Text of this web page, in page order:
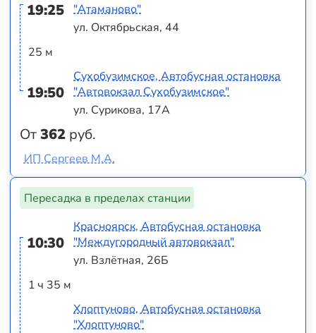
19:25
25 м
19:50
От362 руб.
"Атаманово"
ул. Октябрьская, 44
Сухобузимское, Автобусная остановка
"Автовокзал Сухобузимское"
ул. Сурикова, 17А
ИП Сергеев М.А.
Пересадка в пределах станции
10:30
1 ч 35 м
Красноярск, Автобусная остановка
"Междугородный автовокзал"
ул. Взлётная, 26Б
Хлоптуново, Автобусная остановка
"Хлоптуново"